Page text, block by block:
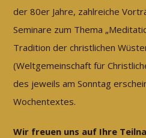
der 80er Jahre, zahlreiche
Seminare zum Thema
Tradition der christlichen
(Weltgemeinschaft für
des jeweils am Sonntag
Wochentextes.
Wir freuen uns auf Ihre